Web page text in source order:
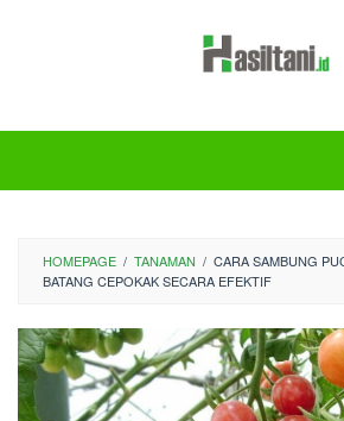
HOMEPAGE / TANAMAN / CARA SAMBUNG
BATANG CEPOKAK SECARA EFEKTIF